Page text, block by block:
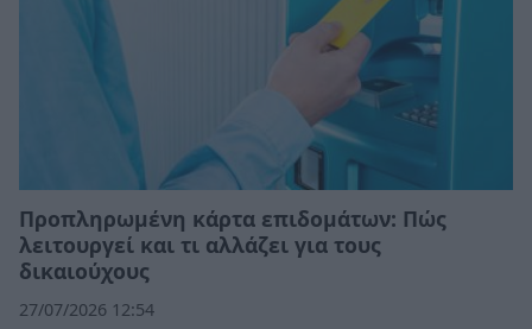
Προπληρωμένη κάρτα επιδομάτων: Πώς
λειτουργεί και τι αλλάζει για τους
δικαιούχους
27/07/2026 12:54